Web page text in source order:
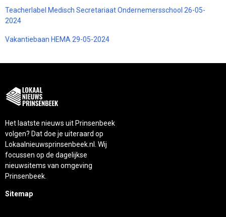
Teacherlabel Medisch Secretariaat Ondernemersschool 26-05-
2024
Vakantiebaan HEMA 29-05-2024
Het laatste nieuws uit Prinsenbeek
volgen? Dat doe je uiteraard op
Lokaalnieuwsprinsenbeek.nl. Wij
focussen op de dagelijkse
nieuwsitems van omgeving
Prinsenbeek.
Sitemap